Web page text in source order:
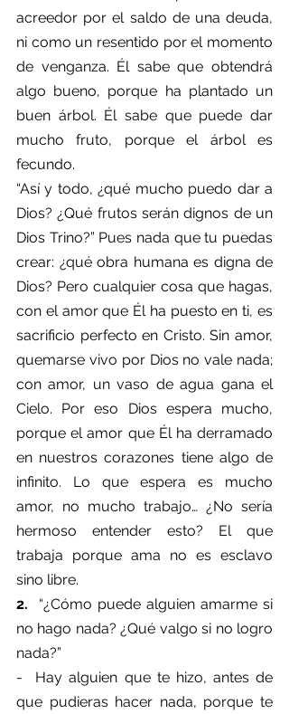
acreedor por el saldo de una deuda,
ni como un resentido por el momento
de venganza. Él sabe que obtendrá
algo bueno, porque ha plantado un
buen árbol. Él sabe que puede dar
mucho fruto, porque el árbol es
fecundo.
“Así y todo, ¿qué mucho puedo dar a
Dios? ¿Qué frutos serán dignos de un
Dios Trino?” Pues nada que tu puedas
crear: ¿qué obra humana es digna de
Dios? Pero cualquier cosa que hagas,
con el amor que Él ha puesto en ti, es
sacrificio perfecto en Cristo. Sin amor,
quemarse vivo por Dios no vale nada;
con amor, un vaso de agua gana el
Cielo. Por eso Dios espera mucho,
porque el amor que Él ha derramado
en nuestros corazones tiene algo de
infinito. Lo que espera es mucho
amor, no mucho trabajo… ¿No sería
hermoso entender esto? El que
trabaja porque ama no es esclavo
sino libre.
2. “¿Cómo puede alguien amarme si
no hago nada? ¿Qué valgo si no logro
nada?”
-  Hay alguien que te hizo, antes de
que pudieras hacer nada, porque te